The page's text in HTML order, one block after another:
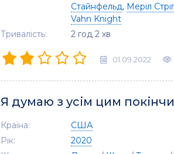
Стайнфельд, Меріл
Vahn Knight
Тривалість:
2 год 2 хв
01.09.2022
Я думаю з усім цим
Країна:
США
Рік:
2020